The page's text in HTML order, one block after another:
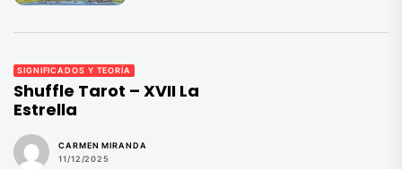
SIGNIFICADOS Y TEORÍA
Shuffle Tarot – XVII La
Estrella
CARMEN MIRANDA
11/12/2025